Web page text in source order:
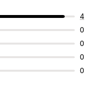
4
0
0
0
0